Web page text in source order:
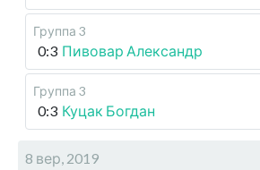
Группа 3
0:3 Пивовар Александр
Группа 3
0:3 Куцак Богдан
8 вер, 2019